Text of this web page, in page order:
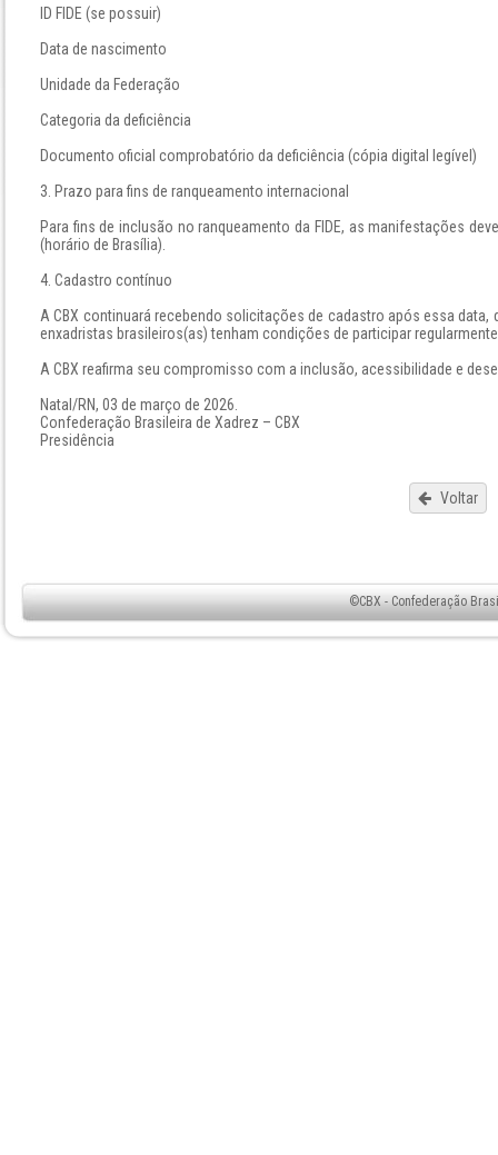
ID FIDE (se possuir)
Data de nascimento
Unidade da Federação
Categoria da deficiência
Documento oficial comprobatório da deficiência (cópia digital legível)
3. Prazo para fins de ranqueamento internacional
Para fins de inclusão no ranqueamento da FIDE, as manifestações
(horário de Brasília).
4. Cadastro contínuo
A CBX continuará recebendo solicitações de cadastro após essa
enxadristas brasileiros(as) tenham condições de participar
A CBX reafirma seu compromisso com a inclusão, acessibilidade e
Natal/RN, 03 de março de 2026.
Confederação Brasileira de Xadrez – CBX
Presidência
Voltar
©CBX - Confederação